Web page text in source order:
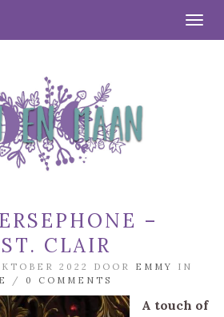
–
CLAIR
2022 DOOR EMMY
IN
/ 0 COMMENTS
A touch of